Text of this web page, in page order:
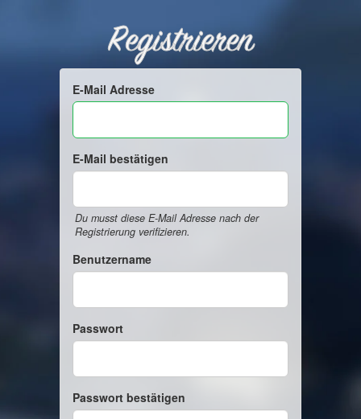
Registrieren
E-Mail Adresse
E-Mail bestätigen
Du musst diese E-Mail Adresse nach der
Registrierung verifizieren.
Benutzername
Passwort
Passwort bestätigen